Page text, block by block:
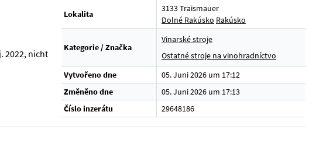
2022, nicht
Lokalita
3133 Traismauer
Dolné Rakúsko Rakúsko
Kategorie / Značka
Vinarské stroje
Ostatné stroje na vinohradníctvo
Vytvořeno dne
05. Juni 2026 um 17:12
Změněno dne
05. Juni 2026 um 17:13
Číslo inzerátu
29648186